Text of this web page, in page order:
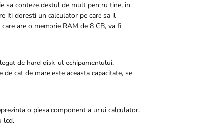
sa conteze destul de mult pentru tine, in
iti doresti un calculator pe care sa il
are o memorie RAM de 8 GB, va fi
de hard disk-ul echipamentului.
cat de mare este aceasta capacitate, se
o piesa component a unui calculator.
lcd.